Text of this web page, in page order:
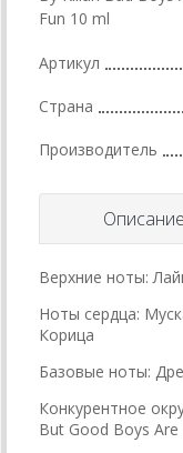
Fun 10 ml
Артикул
Страна
Производитель
Описание
Верхние ноты:
Ноты сердца:
Корица
Базовые ноты:
Конкурентное
But Good Boys Are